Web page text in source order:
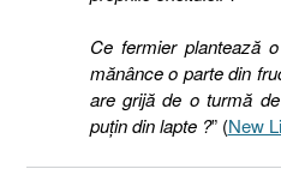
Ce fermier plantează
mănânce o parte din
are grijă de o turmă
puțin din lapte ?” (New